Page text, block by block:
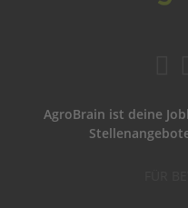
AgroBrain ist deine